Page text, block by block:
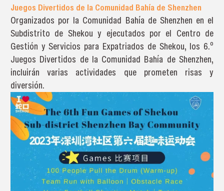
Juegos Divertidos de la Comunidad Bahía de Shenzhen
Organizados por la Comunidad Bahía de Shenzhen en el
Subdistrito de Shekou y ejecutados por el Centro de
Gestión y Servicios para Expatriados de Shekou, los 6.º
Juegos Divertidos de la Comunidad Bahía de Shenzhen,
incluirán varias actividades que prometen risas y
diversión.